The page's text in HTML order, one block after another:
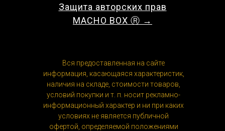
Защита авторских прав
MACHO BOX Ⓡ →
Вся предоставленная на сайте
информация, касающаяся характеристик,
наличия на складе, стоимости товаров,
условий покупки и т. п. носит рекламно-
информационный характер и ни при каких
условиях не является публичной
офертой, определяемой положениями